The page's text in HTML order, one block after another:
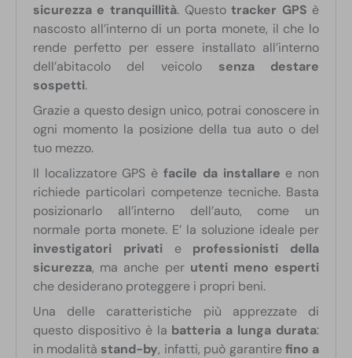
sicurezza e tranquillità. Questotracker GPS è
nascosto all’interno di un porta monete, il che lo
rende perfetto per essere installato all’interno
dell’abitacolo del veicolo senza destare
sospetti.
Grazie a questo design unico, potrai conoscere in
ogni momento la posizione della tua auto o del
tuo mezzo.
Il localizzatore GPS è facile da installare e non
richiede particolari competenze tecniche. Basta
posizionarlo all’interno dell’auto, come un
normale porta monete. E’ la soluzione ideale per
investigatori privatie professionisti della
sicurezza, ma anche per utenti meno esperti
che desiderano proteggere i propri beni.
Una delle caratteristiche più apprezzate di
questo dispositivo è la batteria a lunga durata:
in modalità stand-by, infatti, può garantirefino a